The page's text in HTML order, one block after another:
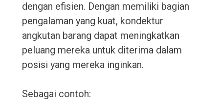
dengan efisien. Dengan memiliki bagian
pengalaman yang kuat, kondektur
angkutan barang dapat meningkatkan
peluang mereka untuk diterima dalam
posisi yang mereka inginkan.
Sebagai contoh: